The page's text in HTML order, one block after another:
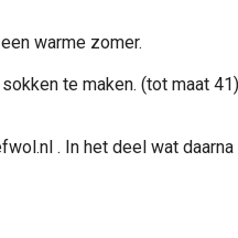
warme zomer.
te maken. (tot maat
. In het deel wat